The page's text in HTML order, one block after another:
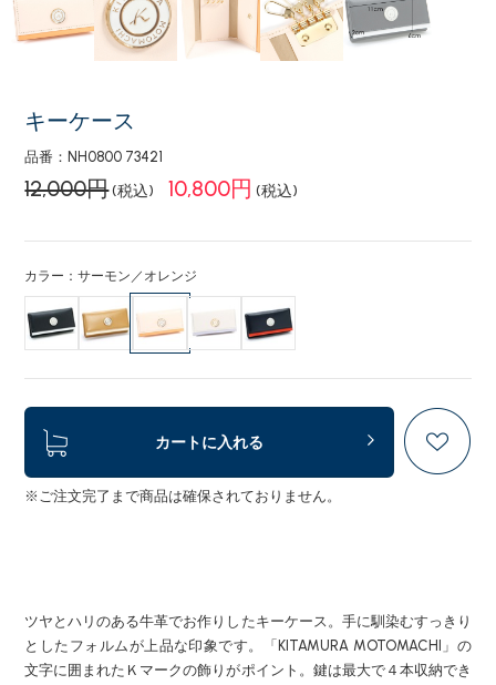
キーケース
品番：NH0800 73421
12,000円(税込) 10,800円 (税込)
カラー：サーモン／オレンジ
カートに入れる
※ご注文完了まで商品は確保されておりません。
ツヤとハリのある牛革でお作りしたキーケース。手に馴染むすっきり
としたフォルムが上品な印象です。「KITAMURA MOTOMACHI」の
文字に囲まれたＫマークの飾りがポイント。鍵は最大で４本収納でき